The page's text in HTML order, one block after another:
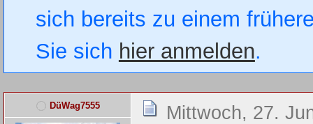
sich bereits zu einem
Sie sich hier anmelden.
DüWag7555 Mittwoch, 27.